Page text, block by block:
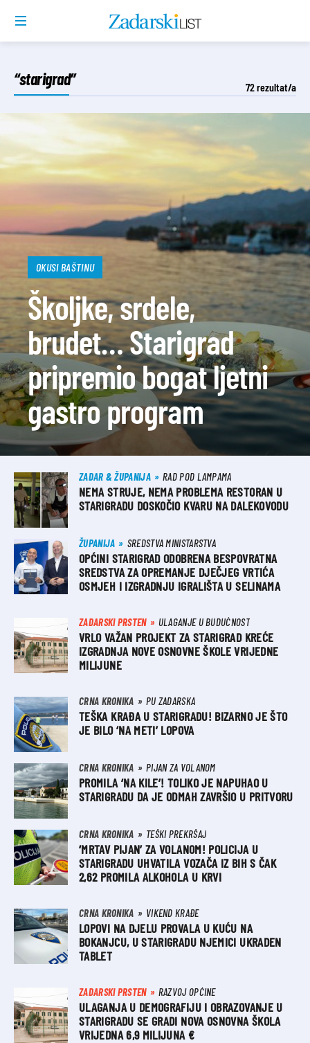
“starigrad” 72rezultat/a
OKUSI BAŠTINU
Školjke, srdele,
brudet… Starigrad
pripremio bogat ljetni
gastro program
ZADAR & ŽUPANIJA RAD POD LAMPAMA
NEMA STRUJE, NEMA PROBLEMA RESTORAN U
STARIGRADU DOSKOČIO KVARU NA DALEKOVODU
ŽUPANIJA SREDSTVA MINISTARSTVA
OPĆINI STARIGRAD ODOBRENA BESPOVRATNA
SREDSTVA ZA OPREMANJE DJEČJEG VRTIĆA
OSMJEH I IZGRADNJU IGRALIŠTA U SELINAMA
ZADARSKI PRSTEN ULAGANJE U BUDUĆNOST
VRLO VAŽAN PROJEKT ZA STARIGRAD KREĆE
IZGRADNJA NOVE OSNOVNE ŠKOLE VRIJEDNE
MILIJUNE
CRNA KRONIKA PU ZADARSKA
TEŠKA KRAĐA U STARIGRADU! BIZARNO JE ŠTO
JE BILO ‘NA METI’ LOPOVA
CRNA KRONIKA PIJAN ZA VOLANOM
PROMILA ‘NA KILE’! TOLIKO JE NAPUHAO U
STARIGRADU DA JE ODMAH ZAVRŠIO U PRITVORU
CRNA KRONIKA TEŠKI PREKRŠAJ
‘MRTAV PIJAN’ ZA VOLANOM! POLICIJA U
STARIGRADU UHVATILA VOZAČA IZ BIH S ČAK
2,62 PROMILA ALKOHOLA U KRVI
CRNA KRONIKA VIKEND KRAĐE
LOPOVI NA DJELU PROVALA U KUĆU NA
BOKANJCU, U STARIGRADU NJEMICI UKRADEN
TABLET
ZADARSKI PRSTEN RAZVOJ OPĆINE
ULAGANJA U DEMOGRAFIJU I OBRAZOVANJE U
STARIGRADU SE GRADI NOVA OSNOVNA ŠKOLA
VRIJEDNA 6,9 MILIJUNA €